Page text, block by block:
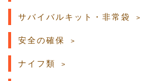
サバイバルキット・非常袋
安全の確保
ナイフ類